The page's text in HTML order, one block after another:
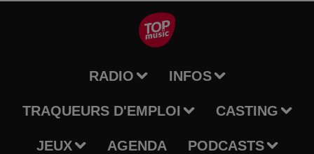
RADIO INFOS
TRAQUEURS D'EMPLOI CASTING
JEUX AGENDA PODCASTS